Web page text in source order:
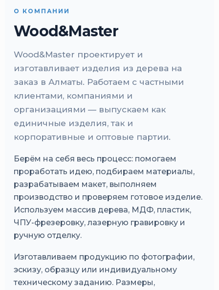
О КОМПАНИИ
Wood&Master
Wood&Master проектирует и
изготавливает изделия из дерева на
заказ в Алматы. Работаем с частными
клиентами, компаниями и
организациями — выпускаем как
единичные изделия, так и
корпоративные и оптовые партии.
Берём на себя весь процесс: помогаем
проработать идею, подбираем материалы,
разрабатываем макет, выполняем
производство и проверяем готовое изделие.
Используем массив дерева, МДФ, пластик,
ЧПУ-фрезеровку, лазерную гравировку и
ручную отделку.
Изготавливаем продукцию по фотографии,
эскизу, образцу или индивидуальному
техническому заданию. Размеры,